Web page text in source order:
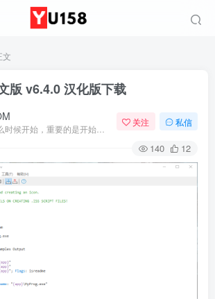
文
版 v6.4.0 汉化版下载
关注 私信
140 12